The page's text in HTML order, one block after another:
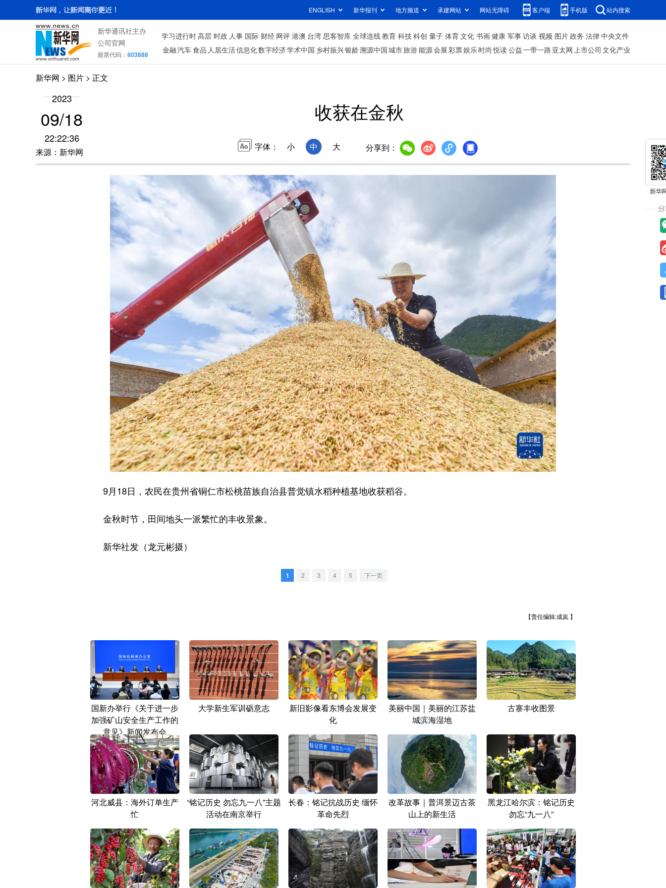
ENGLISH 新华报刊 地方频道 承建网站 网站无障碍 客户端 手机版 站内搜索
新华通讯社主办
公司官网
股票代码： 603888
学习进行时高层 时政 人事 国际 财经 网评 港澳 台湾 思客智库 全球连线教育 科技科创 量子 体育文化 书画健康 军事访谈 视频 图片政务 法律中央文件
金融汽车食品 人居生活信息化数字经济学术中国 乡村振兴银龄溯源中国城市旅游能源会展彩票娱乐时尚 悦读公益一带一路 亚太网上市公司 文化产业
新华网 > 图片 > 正文
2023
09/18
22:22:36
来源：新华网
收获在金秋
字体： 小 中 大 分享到：
9月18日，农民在贵州省铜仁市松桃苗族自治县普觉镇水稻种植基地收获稻谷。
金秋时节，田间地头一派繁忙的丰收景象。
新华社发（龙元彬摄）
1 2 3 4 5 下一页
【责任编辑:成岚 】
国新办举行《关于进一步
加强矿山安全生产工作的
意见》新闻发布会
大学新生军训砺意志
新旧影像看东博会发展变
化
美丽中国｜美丽的江苏盐
城滨海湿地
古寨丰收图景
河北威县：海外订单生产
忙
“铭记历史 勿忘九一八”主题
活动在南京举行
长春：铭记抗战历史 缅怀
革命先烈
改革故事｜普洱景迈古茶
山上的新生活
黑龙江哈尔滨：铭记历史
勿忘“九一八”